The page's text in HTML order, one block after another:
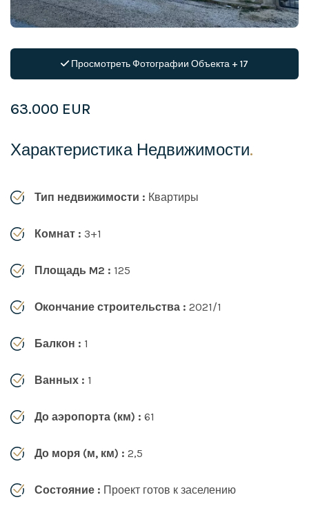
Просмотреть Фотографии Объекта + 17
63.000 EUR
Характеристика Недвижимости.
Тип недвижимости : Квартиры
Комнат : 3+1
Площадь M2 : 125
Окончание строительства : 2021/1
Балкон : 1
Ванных : 1
До аэропорта (км) : 61
До моря (м, км) : 2,5
Состояние : Проект готов к заселению